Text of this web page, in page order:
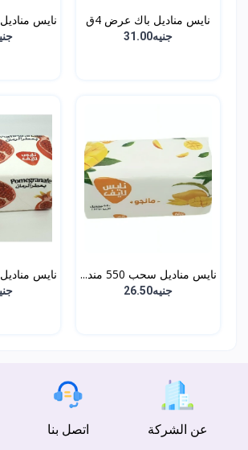
نايس مناديل باك عرض 4ق
جنيه31.00
نايس مناديل
نايس مناديل سحب 550 مند...
جنيه26.50
نايس مناديل
عن الشركة اتصل بنا